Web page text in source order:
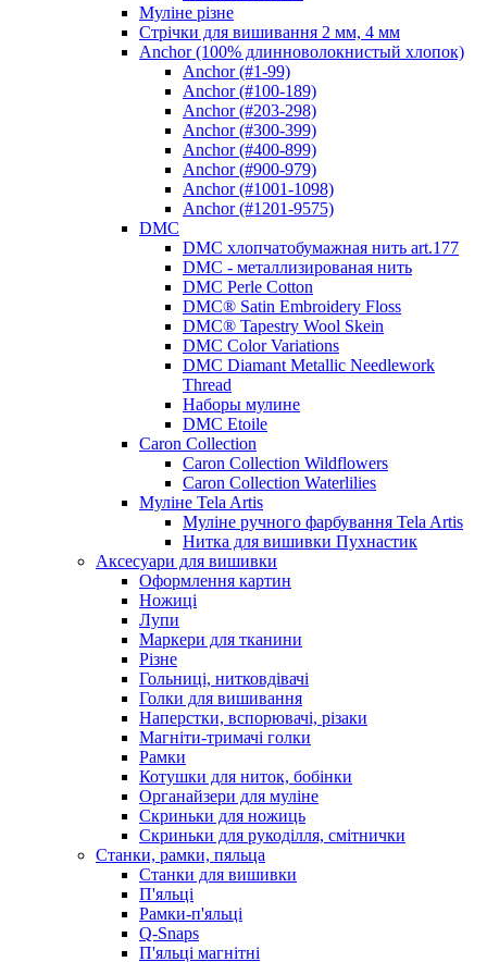
Муліне різне
Стрічки для вишивання 2 мм, 4 мм
Anchor (100% длинноволокнистый хлопок)
Anchor (#1-99)
Anchor (#100-189)
Anchor (#203-298)
Anchor (#300-399)
Anchor (#400-899)
Anchor (#900-979)
Anchor (#1001-1098)
Anchor (#1201-9575)
DMC
DMC хлопчатобумажная нить art.177
DMC - металлизированая нить
DMC Perle Cotton
DMC® Satin Embroidery Floss
DMC® Tapestry Wool Skein
DMC Color Variations
DMC Diamant Metallic Needlework
Thread
Наборы мулине
DMC Etoile
Caron Collection
Caron Collection Wildflowers
Caron Collection Waterlilies
Муліне Tela Artis
Муліне ручного фарбування Tela Artis
Нитка для вишивки Пухнастик
Аксесуари для вишивки
Оформлення картин
Ножиці
Лупи
Маркери для тканини
Різне
Гольниці, нитковдівачі
Голки для вишивання
Наперстки, вспорювачі, різаки
Магніти-тримачі голки
Рамки
Котушки для ниток, бобінки
Органайзери для муліне
Скриньки для ножиць
Скриньки для рукоділля, смітнички
Станки, рамки, пяльца
Станки для вишивки
П'яльці
Рамки-п'яльці
Q-Snaps
П'яльці магнітні